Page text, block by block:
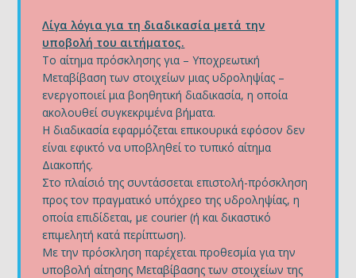
Λίγα λόγια για τη διαδικασία μετά την
υποβολή του αιτήματος.
Το αίτημα πρόσκλησης για – Υποχρεωτική
Μεταβίβαση των στοιχείων μιας υδροληψίας –
ενεργοποιεί μια βοηθητική διαδικασία, η οποία
ακολουθεί συγκεκριμένα βήματα.
Η διαδικασία εφαρμόζεται επικουρικά εφόσον δεν
είναι εφικτό να υποβληθεί το τυπικό αίτημα
Διακοπής.
Στο πλαίσιό της συντάσσεται επιστολή-πρόσκληση
προς τον πραγματικό υπόχρεο της υδροληψίας, η
οποία επιδίδεται, με courier (ή και δικαστικό
επιμελητή κατά περίπτωση).
Με την πρόσκληση παρέχεται προθεσμία για την
υποβολή αίτησης Μεταβίβασης των στοιχείων της